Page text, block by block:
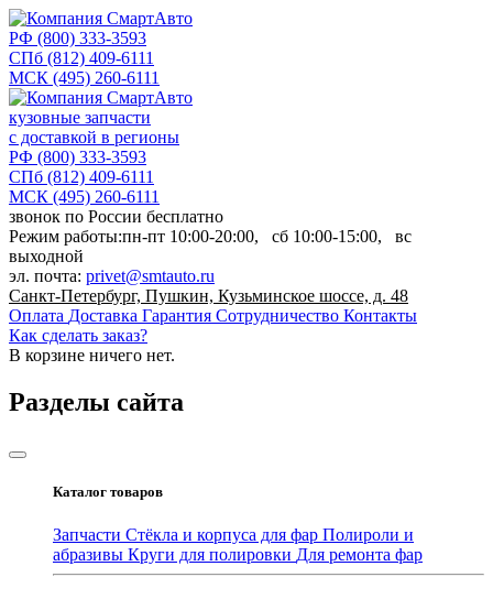
РФ (800) 333-3593
СПб (812) 409-6111
МСК (495) 260-6111
кузовные запчасти
с доставкой в регионы
РФ (800) 333-3593
СПб (812) 409-6111
МСК (495) 260-6111
звонок по России бесплатно
Режим работы:пн-пт 10:00-20:00, сб 10:00-15:00, вс
выходной
эл. почта: privet@smtauto.ru
Санкт-Петербург, Пушкин, Кузьминское шоссе, д. 48
Оплата Доставка Гарантия Сотрудничество Контакты
Как сделать заказ?
В корзине ничего нет.
Разделы сайта
Каталог товаров
Запчасти Стёкла и корпуса для фар Полироли и
абразивы Круги для полировки Для ремонта фар